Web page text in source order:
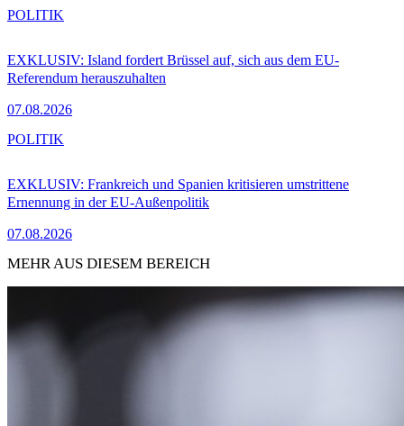
EXKLUSIV: Island fordert Brüssel auf, sich aus dem EU-
Referendum herauszuhalten
07.08.2026
POLITIK
EXKLUSIV: Frankreich und Spanien kritisieren umstrittene
Ernennung in der EU-Außenpolitik
07.08.2026
POLITIK
MEHR AUS DIESEM BEREICH